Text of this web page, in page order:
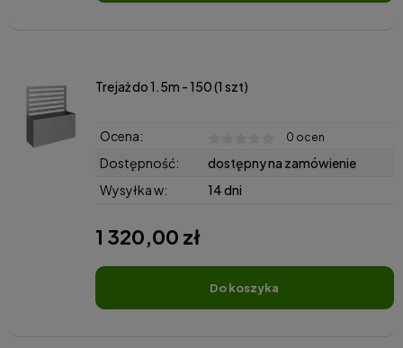
Trejaż do 1.5m - 150 (1 szt)
Ocena: 0 ocen
Dostępność:
dostępny na zamówienie
Wysyłka w:
14 dni
1 320,00 zł
do koszyka